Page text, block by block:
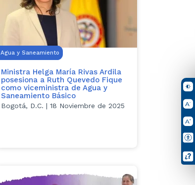
Agua y Saneamiento
Ministra Helga María Rivas Ardila
posesiona a Ruth Quevedo Fique
como viceministra de Agua y
Saneamiento Básico
Bogotá, D.C. | 18 Noviembre de 2025